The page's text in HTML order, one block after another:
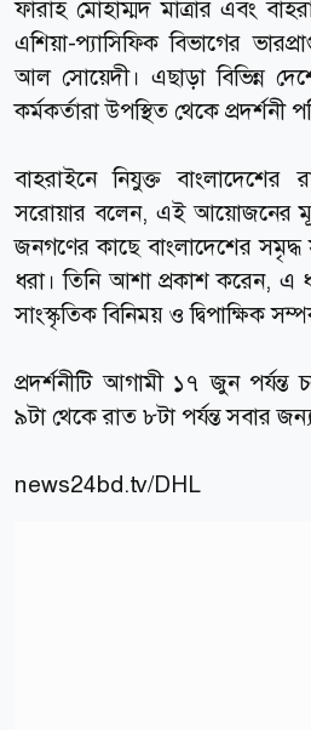
ফারাহ মোহাম্মদ মাত্রার এবং
এশিয়া-প্যাসিফিক বিভাগের
আল সোয়েদী। এছাড়া বিভিন্ন
কর্মকর্তারা উপস্থিত থেকে প্রদর্শনী
বাহরাইনে নিযুক্ত বাংলাদেশের
সরোয়ার বলেন, এই আয়োজনের
জনগণের কাছে বাংলাদেশের
ধরা। তিনি আশা প্রকাশ করেন,
সাংস্কৃতিক বিনিময় ও দ্বিপাক্ষিক
প্রদর্শনীটি আগামী ১৭ জুন পর্যন্ত
৯টা থেকে রাত ৮টা পর্যন্ত সবার
news24bd.tv/DHL